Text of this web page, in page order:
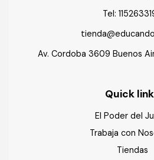
Tel:
Av. Cordoba 3609 Buenos
Quick
El Poder del
Trabaja con
Tiendas